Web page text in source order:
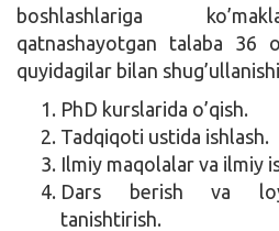
boshlashlariga
qatnashayotgan talaba 36
quyidagilar bilan
PhD kurslarida o’qish.
Tadqiqoti ustida ishlash.
Ilmiy maqolalar va ilmiy
Dars berish va
tanishtirish.